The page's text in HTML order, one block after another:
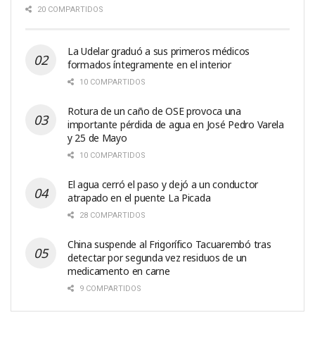
20 COMPARTIDOS
La Udelar graduó a sus primeros médicos
formados íntegramente en el interior
10 COMPARTIDOS
Rotura de un caño de OSE provoca una
importante pérdida de agua en José Pedro Varela
y 25 de Mayo
10 COMPARTIDOS
El agua cerró el paso y dejó a un conductor
atrapado en el puente La Picada
28 COMPARTIDOS
China suspende al Frigorífico Tacuarembó tras
detectar por segunda vez residuos de un
medicamento en carne
9 COMPARTIDOS